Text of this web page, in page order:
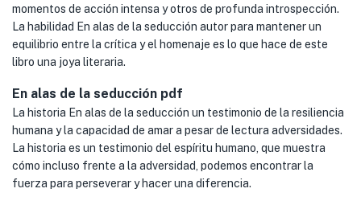
momentos de acción intensa y otros de profunda introspección.
La habilidad En alas de la seducción autor para mantener un
equilibrio entre la crítica y el homenaje es lo que hace de este
libro una joya literaria.
En alas de la seducción pdf
La historia En alas de la seducción un testimonio de la resiliencia
humana y la capacidad de amar a pesar de lectura adversidades.
La historia es un testimonio del espíritu humano, que muestra
cómo incluso frente a la adversidad, podemos encontrar la
fuerza para perseverar y hacer una diferencia.